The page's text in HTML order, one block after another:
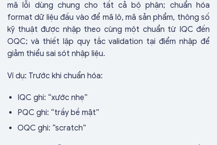
mã lỗi dùng chung cho tất cả bộ phận; chuẩn hóa
format dữ liệu đầu vào để mã lô, mã sản phẩm, thông số
kỹ thuật được nhập theo cùng một chuẩn từ IQC đến
OQC; và thiết lập quy tắc validation tại điểm nhập để
giảm thiểu sai sót nhập liệu.
Ví dụ: Trước khi chuẩn hóa:
IQC ghi: “xước nhẹ”
PQC ghi: “trầy bề mặt”
OQC ghi: “scratch”